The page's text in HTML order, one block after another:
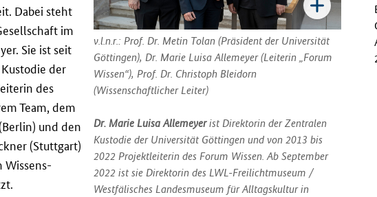
v.l.n.r.: Prof. Dr. Metin Tolan (Präsident der Universität
Göttingen), Dr. Marie Luisa Allemeyer (Leiterin „Forum
Wissen“), Prof. Dr. Christoph Bleidorn
(Wissenschaftlicher Leiter)
Dr. Marie Luisa Allemeyerist Direktorin der Zentralen
Kustodie der Universität Göttingen und von 2013 bis
2022 Projektleiterin des Forum Wissen. Ab September
2022 ist sie Direktorin des LWL-Freilichtmuseum /
Westfälisches Landesmuseum für Alltagskultur in
Dabei steht
im
Sie ist seit
der
des
Team, dem
und den
(Stuttgart)
Wissens-